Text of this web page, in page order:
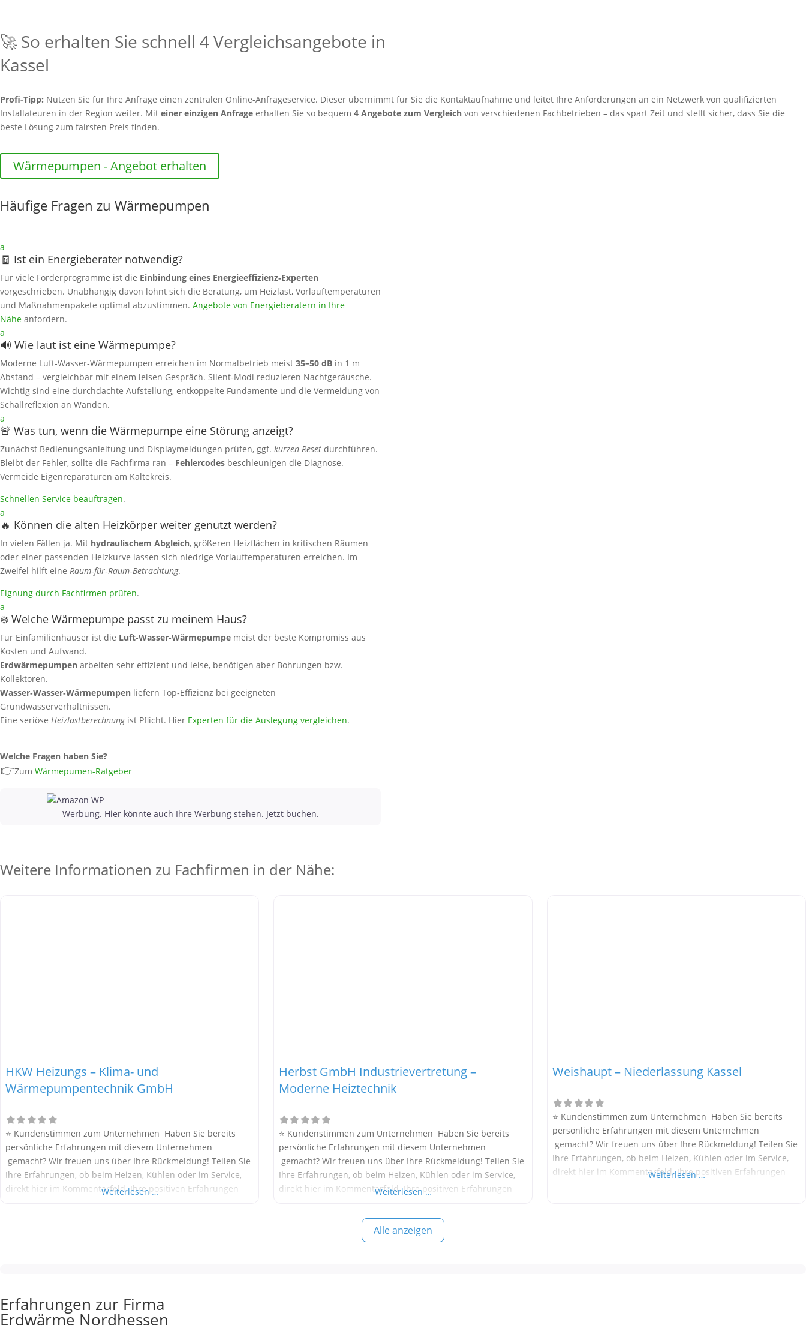
🚀 So erhalten Sie schnell 4 Vergleichsangebote in
Kassel
Profi-Tipp: Nutzen Sie für Ihre Anfrage einen zentralen Online-Anfrageservice. Dieser übernimmt für Sie die Kontaktaufnahme und leitet Ihre Anforderungen an ein Netzwerk von qualifizierten
Installateuren in der Region weiter. Mit einer einzigen Anfrage erhalten Sie so bequem 4 Angebote zum Vergleich von verschiedenen Fachbetrieben – das spart Zeit und stellt sicher, dass Sie die
beste Lösung zum fairsten Preis finden.
Wärmepumpen - Angebot erhalten
Häufige Fragen zu Wärmepumpen
a
🧾 Ist ein Energieberater notwendig?
Für viele Förderprogramme ist die Einbindung eines Energieeffizienz‑Experten
vorgeschrieben. Unabhängig davon lohnt sich die Beratung, um Heizlast, Vorlauftemperaturen
und Maßnahmenpakete optimal abzustimmen. Angebote von Energieberatern in Ihre
Nähe anfordern.
a
🔊 Wie laut ist eine Wärmepumpe?
Moderne Luft‑Wasser‑Wärmepumpen erreichen im Normalbetrieb meist 35–50 dB in 1 m
Abstand – vergleichbar mit einem leisen Gespräch. Silent‑Modi reduzieren Nachtgeräusche.
Wichtig sind eine durchdachte Aufstellung, entkoppelte Fundamente und die Vermeidung von
Schallreflexion an Wänden.
a
🚨 Was tun, wenn die Wärmepumpe eine Störung anzeigt?
Zunächst Bedienungsanleitung und Displaymeldungen prüfen, ggf. kurzen Reset durchführen.
Bleibt der Fehler, sollte die Fachfirma ran – Fehlercodes beschleunigen die Diagnose.
Vermeide Eigenreparaturen am Kältekreis.
Schnellen Service beauftragen.
a
🔥 Können die alten Heizkörper weiter genutzt werden?
In vielen Fällen ja. Mit hydraulischem Abgleich, größeren Heizflächen in kritischen Räumen
oder einer passenden Heizkurve lassen sich niedrige Vorlauftemperaturen erreichen. Im
Zweifel hilft eine Raum‑für‑Raum‑Betrachtung.
Eignung durch Fachfirmen prüfen.
a
❄️ Welche Wärmepumpe passt zu meinem Haus?
Für Einfamilienhäuser ist die Luft‑Wasser‑Wärmepumpe meist der beste Kompromiss aus
Kosten und Aufwand.
Erdwärmepumpen arbeiten sehr effizient und leise, benötigen aber Bohrungen bzw.
Kollektoren.
Wasser‑Wasser‑Wärmepumpen liefern Top‑Effizienz bei geeigneten
Grundwasserverhältnissen.
Eine seriöse Heizlastberechnungist Pflicht. Hier Experten für die Auslegung vergleichen.
Welche Fragen haben Sie?
👉Zum Wärmepumen-Ratgeber
Werbung. Hier könnte auch Ihre Werbung stehen. Jetzt buchen.
Weitere Informationen zu Fachfirmen in der Nähe:
HKW Heizungs – Klima- und
Wärmepumpentechnik GmbH
⭐ Kundenstimmen zum Unternehmen Haben Sie bereits
persönliche Erfahrungen mit diesem Unternehmen
gemacht? Wir freuen uns über Ihre Rückmeldung! Teilen Sie
Ihre Erfahrungen, ob beim Heizen, Kühlen oder im Service,
direkt hier im Kommentarfeld. Ihre positiven Erfahrungen
Weiterlesen …
Herbst GmbH Industrievertretung –
Moderne Heiztechnik
⭐ Kundenstimmen zum Unternehmen Haben Sie bereits
persönliche Erfahrungen mit diesem Unternehmen
gemacht? Wir freuen uns über Ihre Rückmeldung! Teilen Sie
Ihre Erfahrungen, ob beim Heizen, Kühlen oder im Service,
direkt hier im Kommentarfeld. Ihre positiven Erfahrungen
Sollten Sie eine kritische Meinung äußern, so geben Sie diese
bitte mit konkreten Details an und bleiben
Weiterlesen …
Weishaupt – Niederlassung Kassel
⭐ Kundenstimmen zum Unternehmen Haben Sie bereits
persönliche Erfahrungen mit diesem Unternehmen
gemacht? Wir freuen uns über Ihre Rückmeldung! Teilen Sie
Ihre Erfahrungen, ob beim Heizen, Kühlen oder im Service,
direkt hier im Kommentarfeld. Ihre positiven Erfahrungen
Weiterlesen …
Alle anzeigen
Erfahrungen zur Firma
Erdwärme Nordhessen